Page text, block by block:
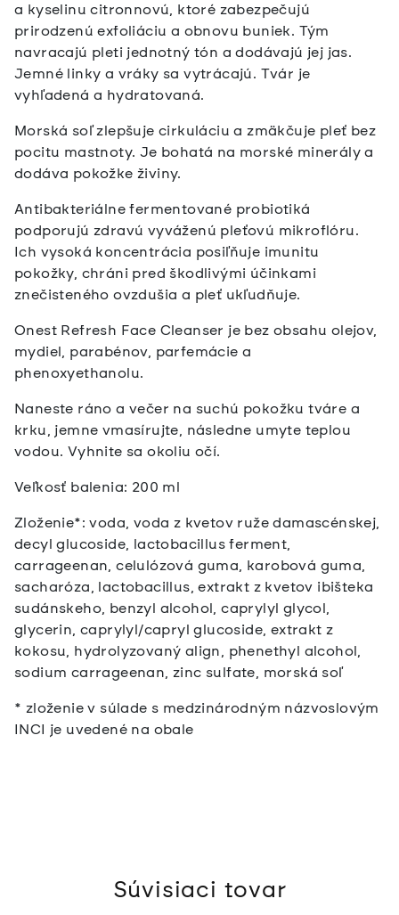
a kyselinu citronnovú, ktoré zabezpečujú
prirodzenú exfoliáciu a obnovu buniek. Tým
navracajú pleti jednotný tón a dodávajú jej jas.
Jemné linky a vráky sa vytrácajú. Tvár je
vyhľadená a hydratovaná.
Morská soľ zlepšuje cirkuláciu a zmäkčuje pleť bez
pocitu mastnoty. Je bohatá na morské minerály a
dodáva pokožke živiny.
Antibakteriálne fermentované probiotiká
podporujú zdravú vyváženú pleťovú mikroflóru.
Ich vysoká koncentrácia posiľňuje imunitu
pokožky, chráni pred škodlivými účinkami
znečisteného ovzdušia a pleť ukľudňuje.
Onest Refresh Face Cleanser je bez obsahu olejov,
mydiel, parabénov, parfemácie a
phenoxyethanolu.
Naneste ráno a večer na suchú pokožku tváre a
krku, jemne vmasírujte, následne umyte teplou
vodou. Vyhnite sa okoliu očí.
Veľkosť balenia: 200 ml
Zloženie*: voda, voda z kvetov ruže damascénskej,
decyl glucoside, lactobacillus ferment,
carrageenan, celulózová guma, karobová guma,
sacharóza, lactobacillus, extrakt z kvetov ibišteka
sudánskeho, benzyl alcohol, caprylyl glycol,
glycerin, caprylyl/capryl glucoside, extrakt z
kokosu, hydrolyzovaný align, phenethyl alcohol,
sodium carrageenan, zinc sulfate, morská soľ
* zloženie v súlade s medzinárodným názvoslovým
INCI je uvedené na obale
Súvisiaci tovar